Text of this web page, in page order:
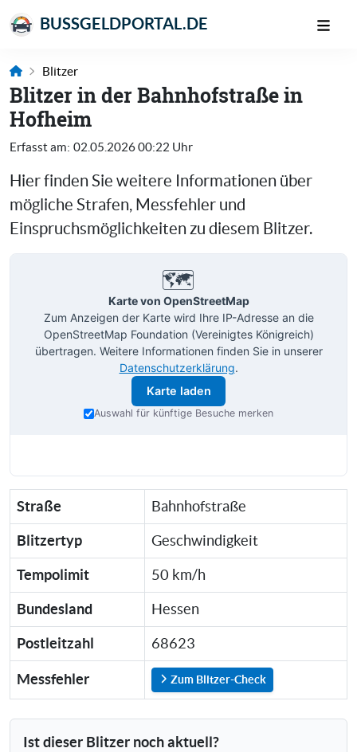
BUSSGELDPORTAL.DE
Blitzer
Blitzer in der Bahnhofstraße in
Hofheim
Erfasst am: 02.05.2026 00:22 Uhr
Hier finden Sie weitere Informationen über
mögliche Strafen, Messfehler und
Einspruchsmöglichkeiten zu diesem Blitzer.
🗺️
Karte von OpenStreetMap
Zum Anzeigen der Karte wird Ihre IP-Adresse an die
OpenStreetMap Foundation (Vereinigtes Königreich)
übertragen. Weitere Informationen finden Sie in unserer
Datenschutzerklärung.
Karte laden
Auswahl für künftige Besuche merken
Straße Bahnhofstraße
Blitzertyp Geschwindigkeit
Tempolimit 50 km/h
Bundesland Hessen
Postleitzahl 68623
Messfehler Zum Blitzer-Check
Ist dieser Blitzer noch aktuell?